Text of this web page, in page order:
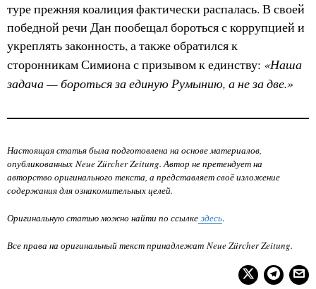
туре прежняя коалиция фактически распалась. В своей
победной речи Дан пообещал бороться с коррупцией и
укреплять законность, а также обратился к
сторонникам Симиона с призывом к единству: «Наша
задача — бороться за единую Румынию, а не за две.»
Настоящая статья была подготовлена на основе материалов,
опубликованных Neue Zürcher Zeitung. Автор не претендует на
авторство оригинального текста, а представляет своё изложение
содержания для ознакомительных целей.
Оригинальную статью можно найти по ссылке здесь.
Все права на оригинальный текст принадлежат Neue Zürcher Zeitung.